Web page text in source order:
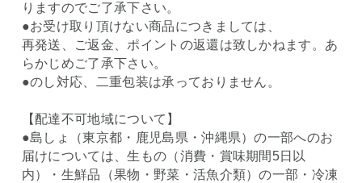
りますのでご了承下さい。
●お受け取り頂けない商品につきましては、
再発送、ご返金、ポイントの返還は致しかねます。あ
らかじめご了承下さい。
●のし対応、二重包装は承っておりません。
【配達不可地域について】
●島しょ（東京都・鹿児島県・沖縄県）の一部へのお
届けについては、生もの（消費・賞味期間5日以
内）・生鮮品（果物・野菜・活魚介類）の一部・冷凍